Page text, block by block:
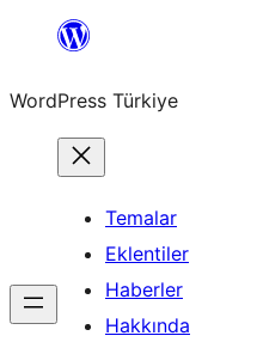
İçeriğe
WordPress Türkiye
Temalar
Eklentiler
Haberler
Hakkında